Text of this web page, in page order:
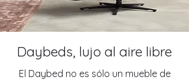
Daybeds, lujo al aire libre
El Daybed no es sólo un mueble de